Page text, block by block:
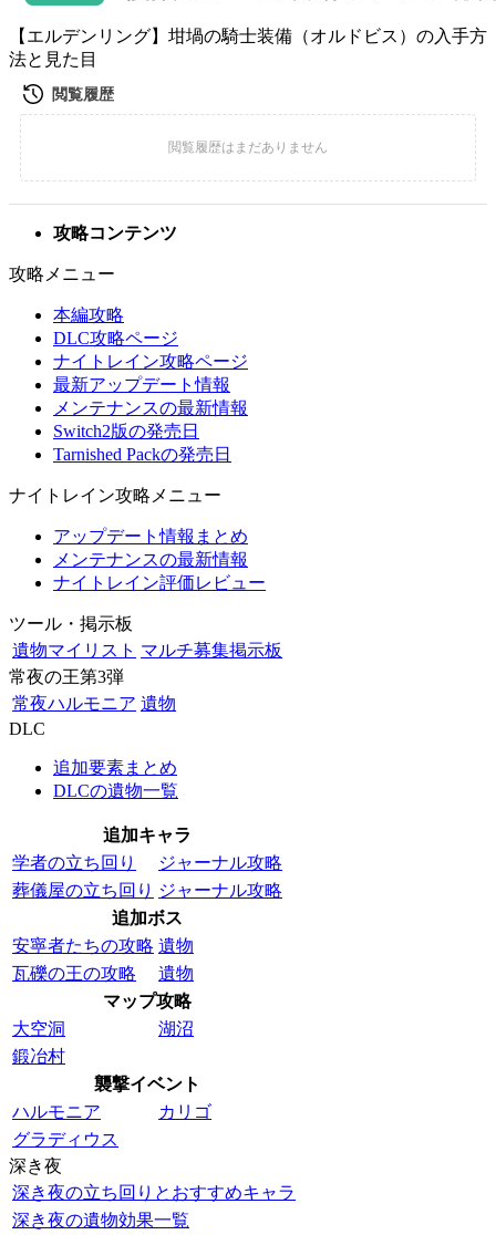
【エルデンリング】坩堝の騎士装備（オルドビス）の入手方
法と見た目
攻略コンテンツ
攻略メニュー
本編攻略
DLC攻略ページ
ナイトレイン攻略ページ
最新アップデート情報
メンテナンスの最新情報
Switch2版の発売日
Tarnished Packの発売日
ナイトレイン攻略メニュー
アップデート情報まとめ
メンテナンスの最新情報
ナイトレイン評価レビュー
ツール・掲示板
遺物マイリスト マルチ募集掲示板
常夜の王第3弾
常夜ハルモニア 遺物
DLC
追加要素まとめ
DLCの遺物一覧
追加キャラ
学者の立ち回り
ジャーナル攻略
葬儀屋の立ち回り ジャーナル攻略
追加ボス
安寧者たちの攻略 遺物
瓦礫の王の攻略
遺物
マップ攻略
大空洞
湖沼
鍛冶村
襲撃イベント
ハルモニア
カリゴ
グラディウス
深き夜
深き夜の立ち回りとおすすめキャラ
深き夜の遺物効果一覧